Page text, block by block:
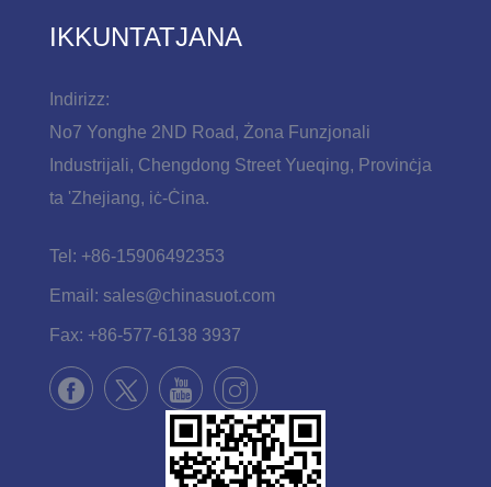
IKKUNTATJANA
Indirizz:
No7 Yonghe 2ND Road, Żona Funzjonali
Industrijali, Chengdong Street Yueqing, Provinċja
ta 'Zhejiang, iċ-Ċina.
Tel: +86-15906492353
Email: sales@chinasuot.com
Fax: +86-577-6138 3937